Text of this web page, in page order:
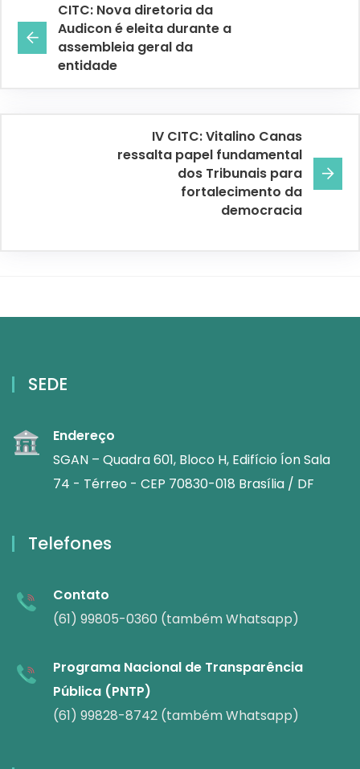
CITC: Nova diretoria da
Audicon é eleita durante a
assembleia geral da
entidade
IV CITC: Vitalino Canas
ressalta papel fundamental
dos Tribunais para
fortalecimento da
democracia
SEDE
Endereço
SGAN – Quadra 601, Bloco H, Edifício Íon Sala
74 - Térreo - CEP 70830-018 Brasília / DF
Telefones
Contato
(61) 99805-0360 (também Whatsapp)
Programa Nacional de Transparência
Pública (PNTP)
(61) 99828-8742 (também Whatsapp)